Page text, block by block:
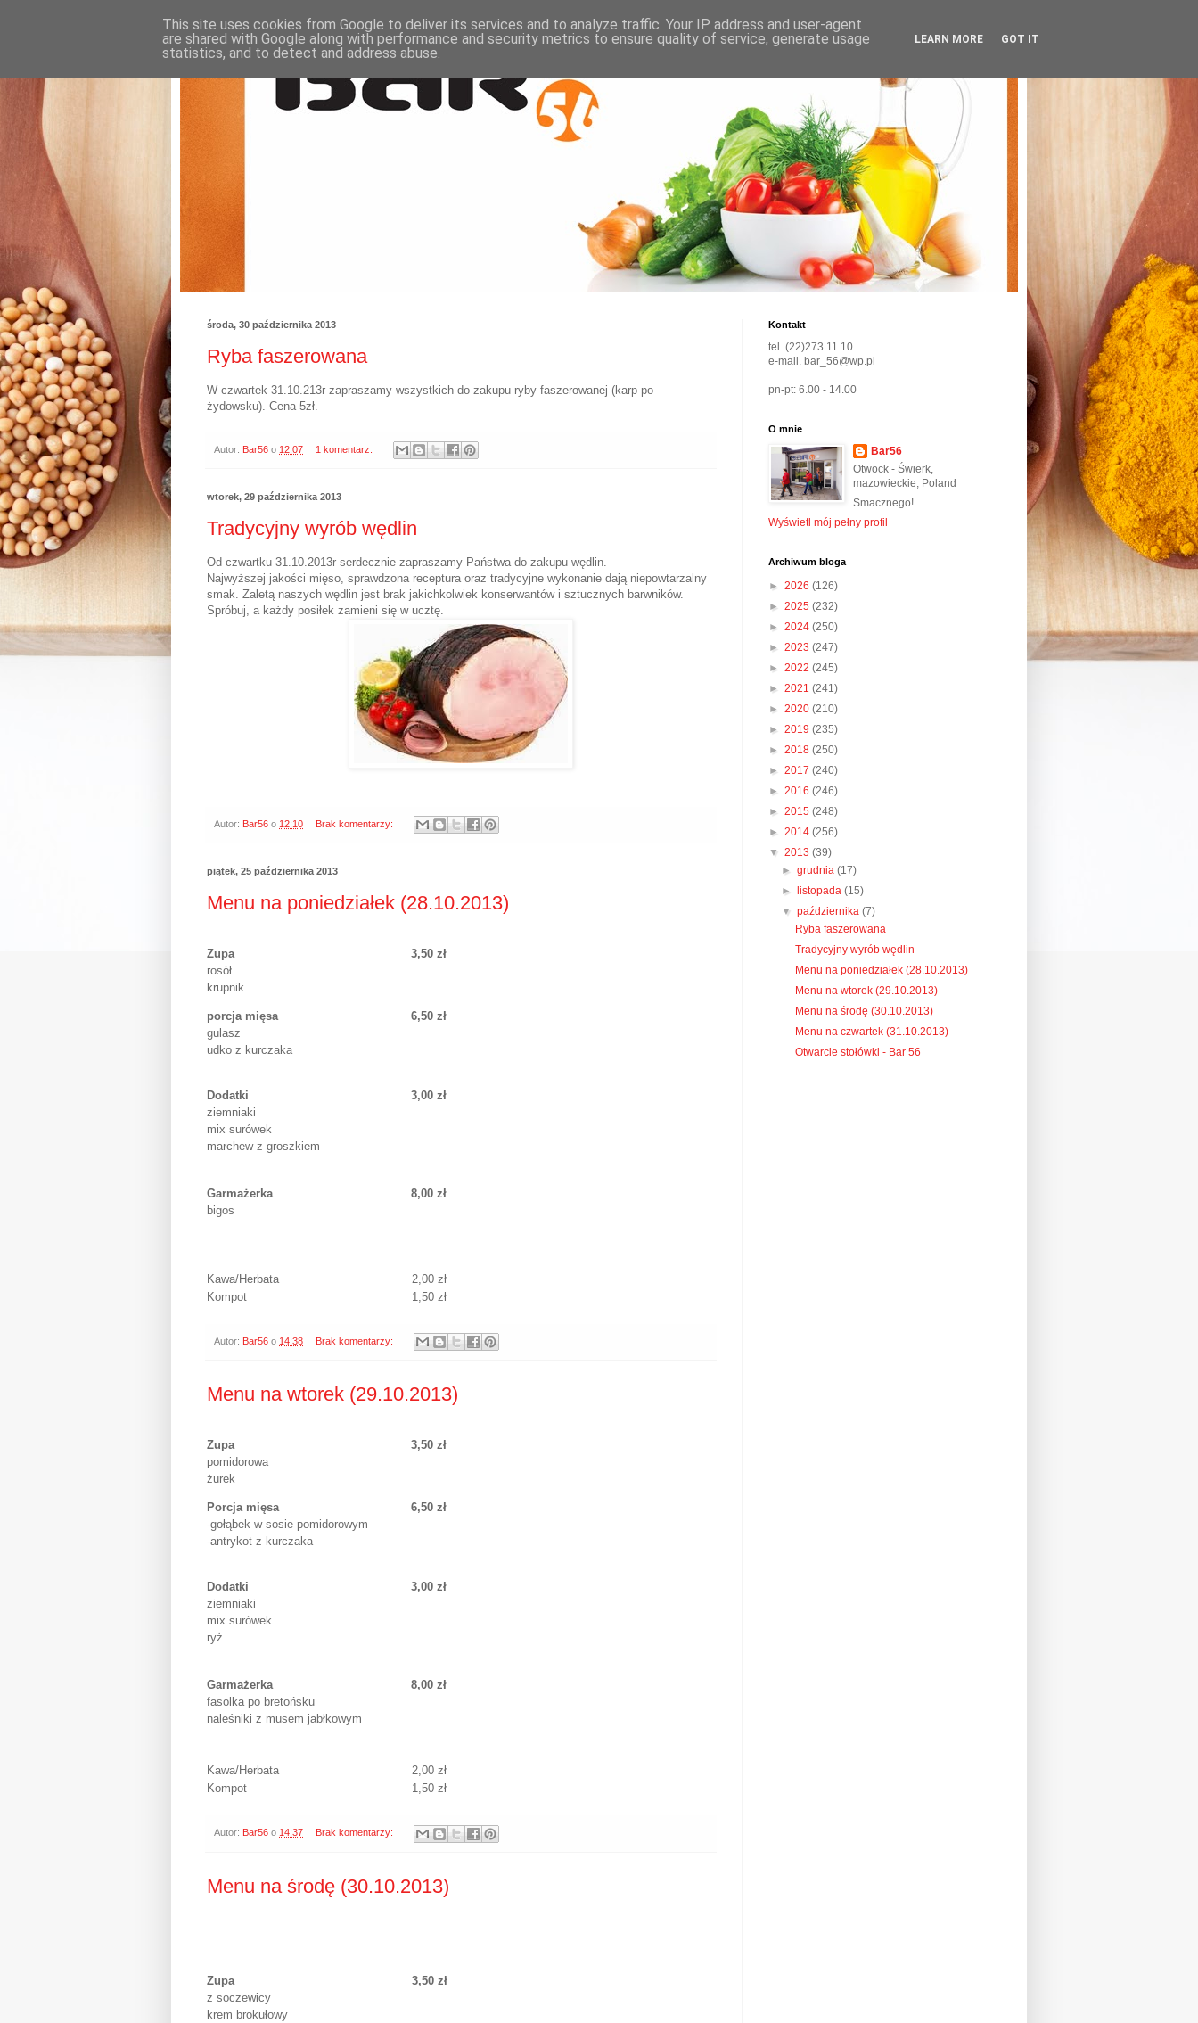
środa, 30 października 2013
Ryba faszerowana
W czwartek 31.10.213r zapraszamy wszystkich do zakupu ryby faszerowanej (karp po
żydowsku). Cena 5zł.
Autor: Bar56 o 12:07 1 komentarz:
wtorek, 29 października 2013
Tradycyjny wyrób wędlin
Od czwartku 31.10.2013r serdecznie zapraszamy Państwa do zakupu wędlin.
Najwyższej jakości mięso, sprawdzona receptura oraz tradycyjne wykonanie dają niepowtarzalny
smak. Zaletą naszych wędlin jest brak jakichkolwiek konserwantów i sztucznych barwników.
Spróbuj, a każdy posiłek zamieni się w ucztę.
Autor: Bar56 o 12:10 Brak komentarzy:
piątek, 25 października 2013
Menu na poniedziałek (28.10.2013)
Zupa
3,50 zł
rosół
krupnik
porcja mięsa
6,50 zł
gulasz
udko z kurczaka
Dodatki
3,00 zł
ziemniaki
mix surówek
marchew z groszkiem
Garmażerka
8,00 zł
bigos
Kawa/Herbata
2,00 zł
Kompot
1,50 zł
Autor: Bar56 o 14:38 Brak komentarzy:
Menu na wtorek (29.10.2013)
Zupa
3,50 zł
pomidorowa
żurek
Porcja mięsa
6,50 zł
-gołąbek w sosie pomidorowym
-antrykot z kurczaka
Dodatki
3,00 zł
ziemniaki
mix surówek
ryż
Garmażerka
8,00 zł
fasolka po bretońsku
naleśniki z musem jabłkowym
Kawa/Herbata
2,00 zł
Kompot
1,50 zł
Autor: Bar56 o 14:37 Brak komentarzy:
Menu na środę (30.10.2013)
Zupa
3,50 zł
z soczewicy
krem brokułowy
Kontakt
tel. (22)273 11 10
e-mail. bar_56@wp.pl
pn-pt: 6.00 - 14.00
O mnie
Bar56
Otwock - Świerk,
mazowieckie, Poland
Smacznego!
Wyświetl mój pełny profil
Archiwum bloga
► 2026 (126)
► 2025 (232)
► 2024 (250)
► 2023 (247)
► 2022 (245)
► 2021 (241)
► 2020 (210)
► 2019 (235)
► 2018 (250)
► 2017 (240)
► 2016 (246)
► 2015 (248)
► 2014 (256)
▼ 2013 (39)
►grudnia(17)
►
listopada(15)
▼października(7)
Ryba faszerowana
Tradycyjny wyrób wędlin
Menu na poniedziałek (28.10.2013)
Menu na wtorek (29.10.2013)
Menu na środę (30.10.2013)
Menu na czwartek (31.10.2013)
Otwarcie stołówki - Bar 56
This site uses cookies from Google to deliver its services and to analyze traffic. Your IP address and user-agent
are shared with Google along with performance and security metrics to ensure quality of service, generate usage
statistics, and to detect and address abuse.
LEARN MORE GOT IT